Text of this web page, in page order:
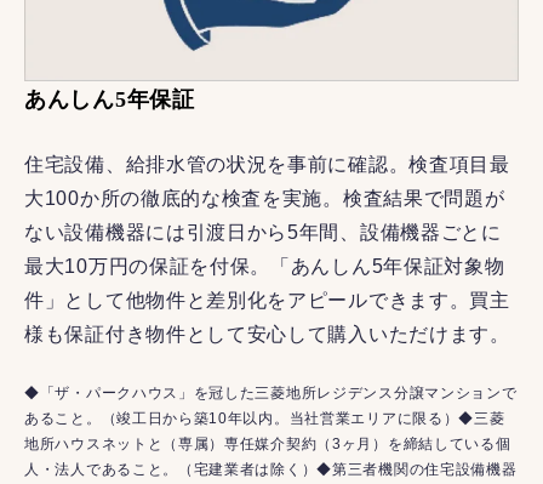
あんしん5年保証
住宅設備、給排水管の状況を事前に確認。検査項目最
大100か所の徹底的な検査を実施。検査結果で問題が
ない設備機器には引渡日から5年間、設備機器ごとに
最大10万円の保証を付保。「あんしん5年保証対象物
件」として他物件と差別化をアピールできます。買主
様も保証付き物件として安心して購入いただけます。
◆「ザ・パークハウス」を冠した三菱地所レジデンス分譲マンションで
あること。（竣工日から築10年以内。当社営業エリアに限る）◆三菱
地所ハウスネットと（専属）専任媒介契約（3ヶ月）を締結している個
人・法人であること。（宅建業者は除く）◆第三者機関の住宅設備機器